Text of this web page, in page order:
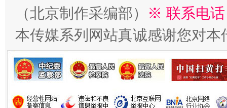
（北京制作采编部）
※ 联系电
本传媒系列网站真诚感谢您对